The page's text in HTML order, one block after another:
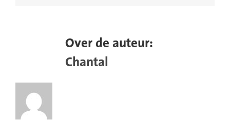
Over de auteur:
Chantal